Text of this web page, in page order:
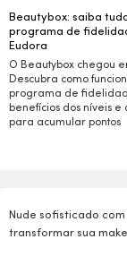
Beautybox: saiba
programa de
Eudora
O Beautybox chegou
Descubra como
programa de
benefícios dos níveis e
para acumular pontos
Nude sofisticado
transformar sua